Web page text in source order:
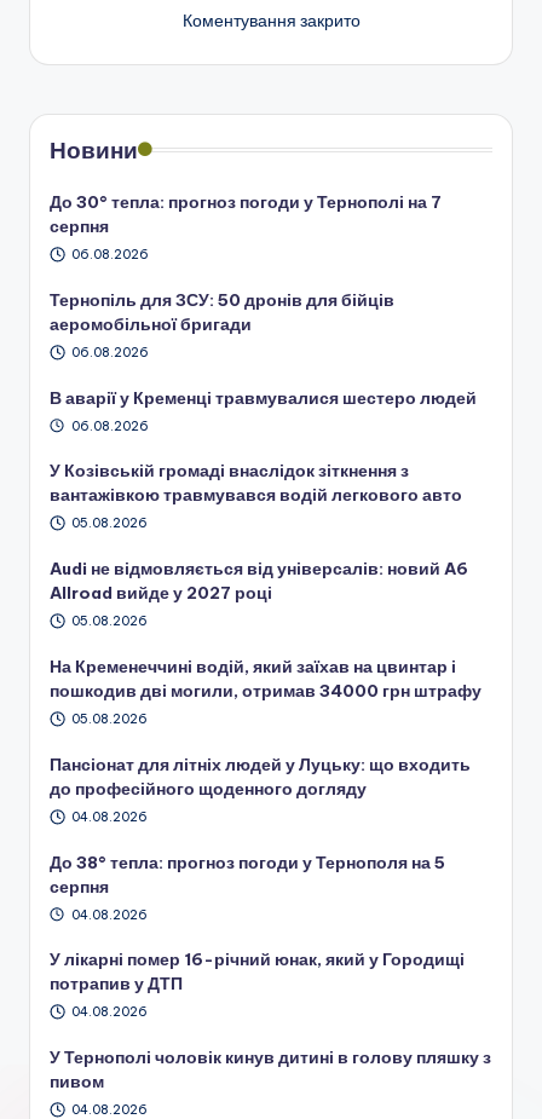
Коментування закрито
Новини
До 30° тепла: прогноз погоди у Тернополі на 7
серпня
06.08.2026
Тернопіль для ЗСУ: 50 дронів для бійців
аеромобільної бригади
06.08.2026
В аварії у Кременці травмувалися шестеро людей
06.08.2026
У Козівській громаді внаслідок зіткнення з
вантажівкою травмувався водій легкового авто
05.08.2026
Audi не відмовляється від універсалів: новий A6
Allroad вийде у 2027 році
05.08.2026
На Кременеччині водій, який заїхав на цвинтар і
пошкодив дві могили, отримав 34000 грн штрафу
05.08.2026
Пансіонат для літніх людей у Луцьку: що входить
до професійного щоденного догляду
04.08.2026
До 38° тепла: прогноз погоди у Тернополя на 5
серпня
04.08.2026
У лікарні помер 16-річний юнак, який у Городищі
потрапив у ДТП
04.08.2026
У Тернополі чоловік кинув дитині в голову пляшку з
пивом
04.08.2026